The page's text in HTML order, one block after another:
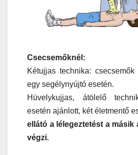
Csecsemőknél:
Kétujjas technika:
egy segélynyújtó esetén.
Hüvelykujjas, átölelő
esetén ajánlott, két életmentő
ellátó a lélegeztetést a másik
végzi.